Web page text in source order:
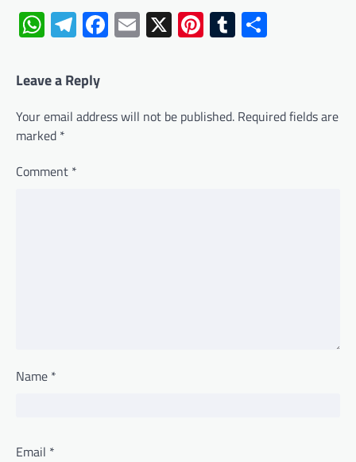
WhatsApp
Telegram
Facebook
Email
X Pinterest
Tumblr
Leave a Reply
Your email address will not be published. Required fields are
marked *
Comment *
Name *
Email *